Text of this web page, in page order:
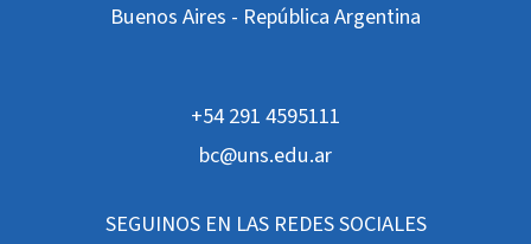
Buenos Aires - República Argentina
+54 291 4595111
bc@uns.edu.ar
SEGUINOS EN LAS REDES SOCIALES